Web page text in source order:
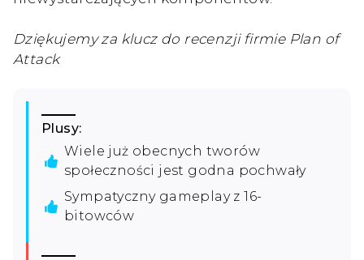
Dziękujemy za klucz do recenzji firmie Plan of
Attack
Plusy:
Wiele już obecnych tworów
społeczności jest godna pochwały
Sympatyczny gameplay z 16-
bitowców